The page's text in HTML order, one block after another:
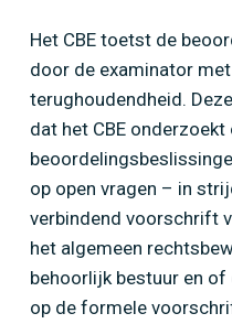
Het CBE toetst de
door de examinator
terughoudendheid.
dat het CBE onderzoekt
op open vragen – in
verbindend voorschrift
het algemeen
behoorlijk bestuur en
op de formele